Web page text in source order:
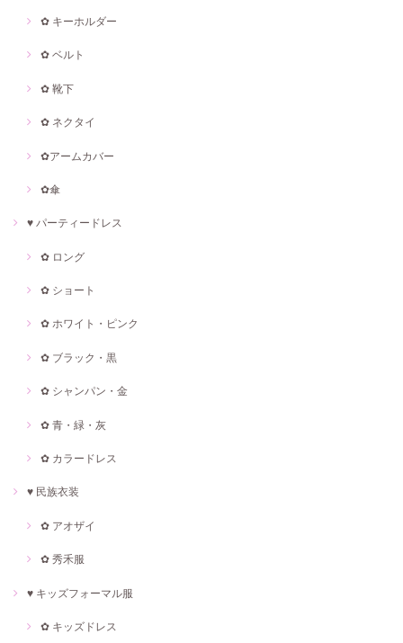
✿ キーホルダー
✿ ベルト
✿ 靴下
✿ ネクタイ
✿アームカバー
✿傘
♥ パーティードレス
✿ ロング
✿ ショート
✿ ホワイト・ピンク
✿ ブラック・黒
✿ シャンパン・金
✿ 青・緑・灰
✿ カラードレス
♥ 民族衣装
✿ アオザイ
✿ 秀禾服
♥ キッズフォーマル服
✿ キッズドレス